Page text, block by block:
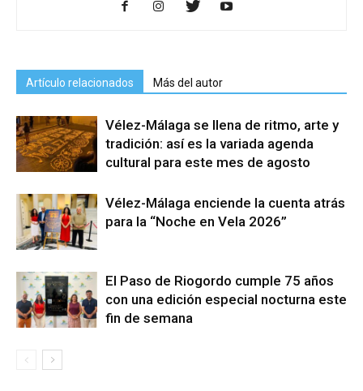
Artículo relacionados Más del autor
Vélez-Málaga se llena de ritmo, arte y
tradición: así es la variada agenda
cultural para este mes de agosto
Vélez-Málaga enciende la cuenta atrás
para la “Noche en Vela 2026”
El Paso de Riogordo cumple 75 años
con una edición especial nocturna este
fin de semana